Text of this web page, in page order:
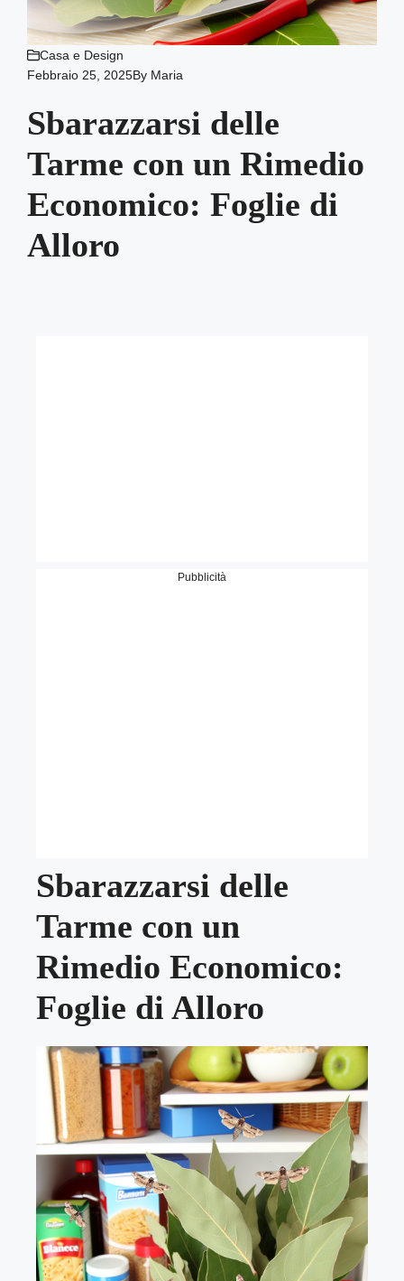
Casa e Design
Febbraio 25, 2025By Maria
Sbarazzarsi delle
Tarme con un Rimedio
Economico: Foglie di
Alloro
Pubblicità
Sbarazzarsi delle
Tarme con un
Rimedio Economico:
Foglie di Alloro